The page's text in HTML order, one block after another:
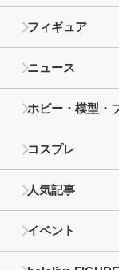
フィギュア
ニュース
ホビー・模型・
コスプレ
人気記事
イベント